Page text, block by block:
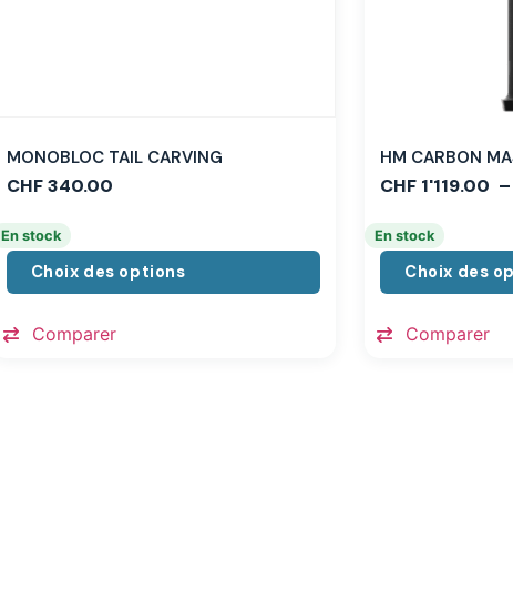
MONOBLOC TAIL CARVING
CHF340.00
En stock
Choix des options
Comparer
HM CARBON
CHF 1'119.00 –
En stock
Choix des
Comparer